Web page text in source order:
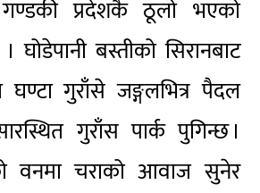
गण्डकी प्रदेशकै ठूलो भएको
घोडेपानी बस्तीको सिरानबाट
घण्टा गुराँसे जङ्गलभित्र पैदल
गुराँस पार्क पुगिन्छ ।
वनमा चराको आवाज सुनेर